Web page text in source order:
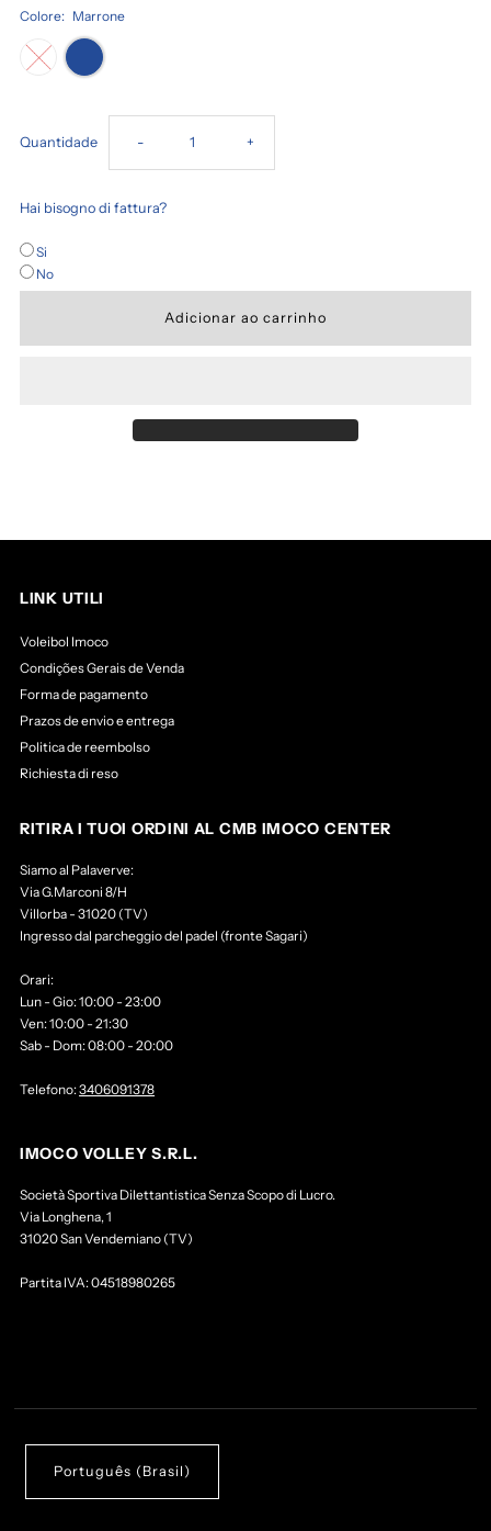
Colore: Marrone
Quantidade Diminuir
- Aumentar
+
Hai bisogno di fattura?
Si
No
LINK UTILI
Voleibol Imoco
Condições Gerais de Venda
Forma de pagamento
Prazos de envio e entrega
Politica de reembolso
Richiesta di reso
RITIRA I TUOI ORDINI AL CMB IMOCO CENTER
Siamo al Palaverve:
Via G.Marconi 8/H
Villorba - 31020 (TV)
Ingresso dal parcheggio del padel (fronte Sagari)
Orari:
Lun - Gio: 10:00 - 23:00
Ven: 10:00 - 21:30
Sab - Dom: 08:00 - 20:00
Telefono:3406091378
IMOCO VOLLEY S.R.L.
Società Sportiva Dilettantistica Senza Scopo di Lucro.
Via Longhena, 1
31020 San Vendemiano (TV)
Partita IVA: 04518980265
Português (Brasil)